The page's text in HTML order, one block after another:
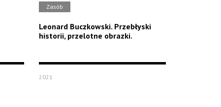
Zasób
Leonard Buczkowski. Przebłyski
historii, przelotne obrazki.
2021